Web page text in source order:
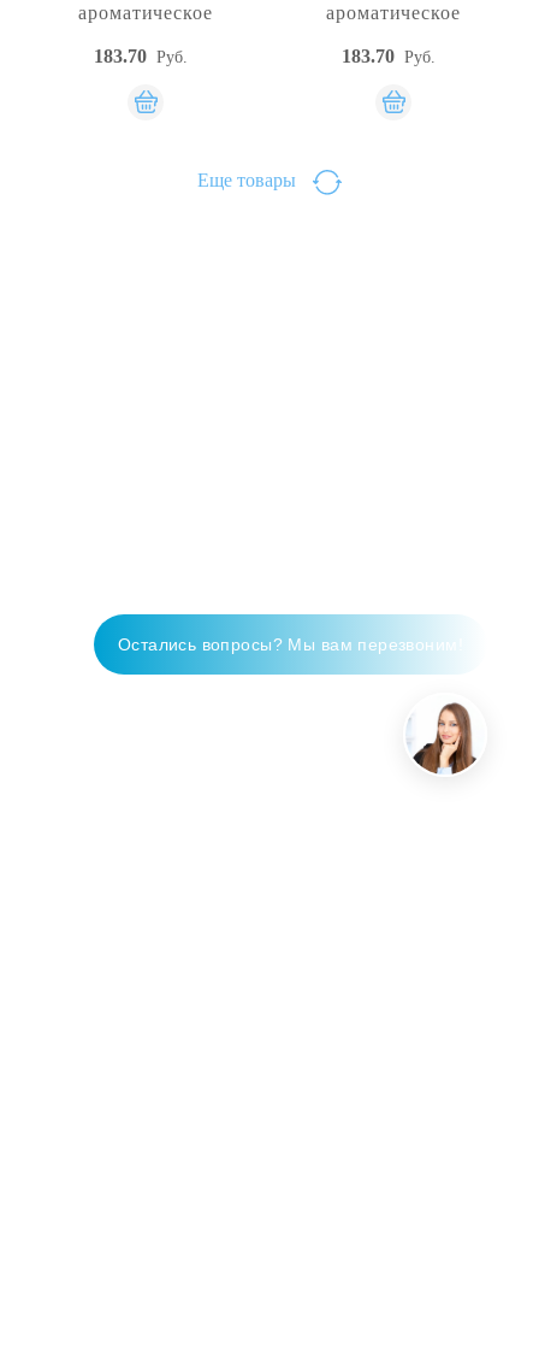
Остались вопросы? Мы вам перезвоним!
ароматическое
183.70 Руб.
ароматическое
183.70 Руб.
Еще товары